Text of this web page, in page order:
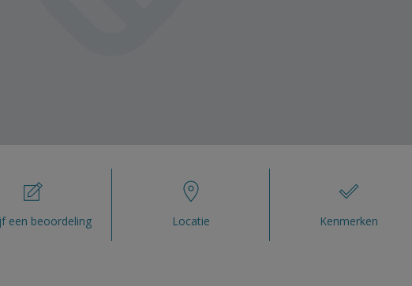
een beoordeling Locatie Kenmerken